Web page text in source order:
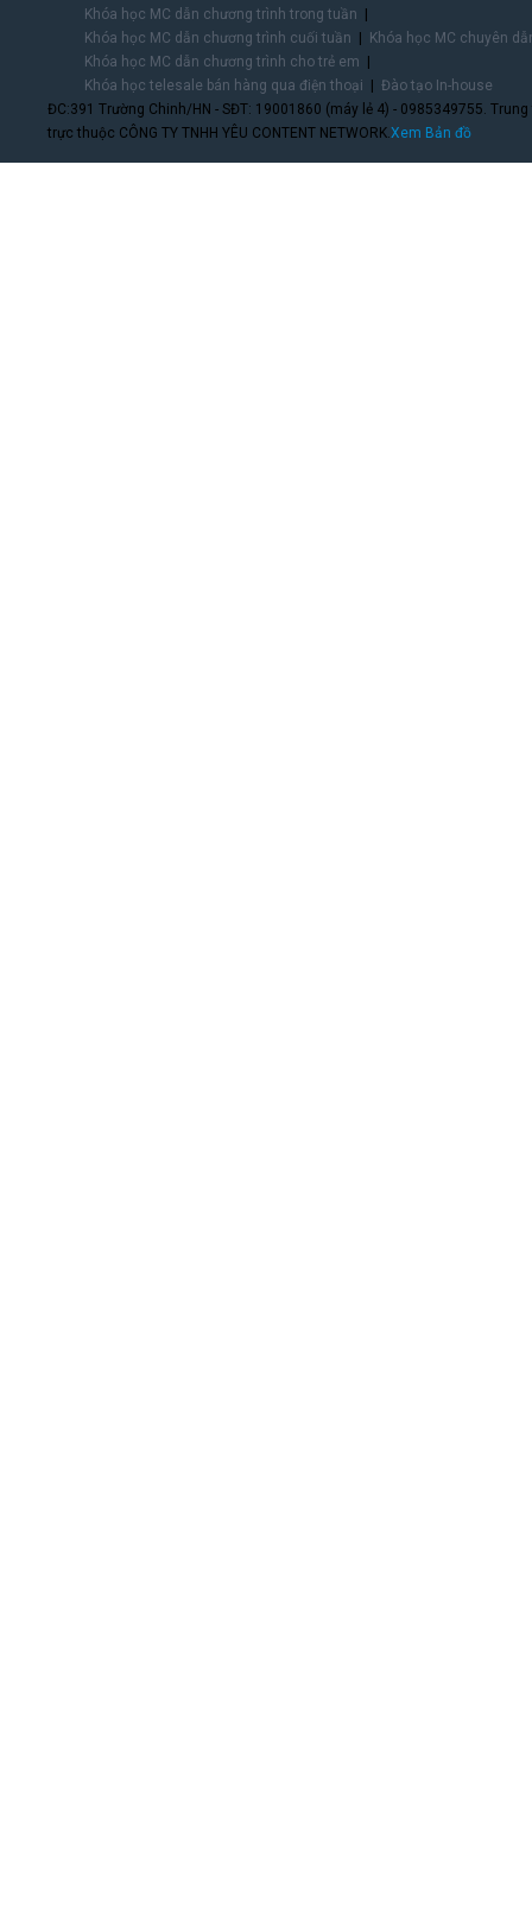
Khóa học MC dẫn chương trình trong tuần
Khóa học MC dẫn chương trình cuối tuần
Khóa học MC chuyên
Khóa học MC dẫn chương trình cho trẻ em
Khóa học telesale bán hàng qua điện thoại
Đào tạo In-house
ĐC:391 Trường Chinh/HN - SĐT: 19001860 (máy lẻ 4) - 0985349755.
trực thuộc CÔNG TY TNHH YÊU CONTENT NETWORK. Xem Bản đồ